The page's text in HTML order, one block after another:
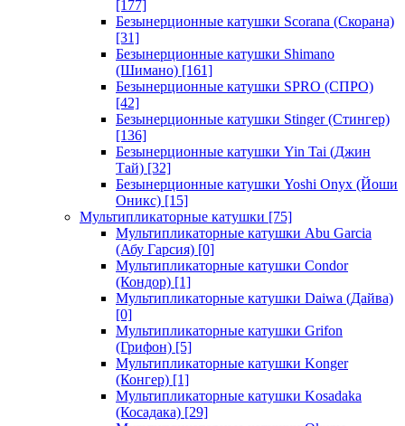
[177]
Безынерционные катушки Scorana (Скорана)
[31]
Безынерционные катушки Shimano
(Шимано) [161]
Безынерционные катушки SPRO (СПРО)
[42]
Безынерционные катушки Stinger (Стингер)
[136]
Безынерционные катушки Yin Tai (Джин
Тай) [32]
Безынерционные катушки Yoshi Onyx (Йоши
Оникс) [15]
Мультипликаторные катушки [75]
Мультипликаторные катушки Abu Garcia
(Абу Гарсия) [0]
Мультипликаторные катушки Condor
(Кондор) [1]
Мультипликаторные катушки Daiwa (Дайва)
[0]
Мультипликаторные катушки Grifon
(Грифон) [5]
Мультипликаторные катушки Konger
(Конгер) [1]
Мультипликаторные катушки Kosadaka
(Косадака) [29]